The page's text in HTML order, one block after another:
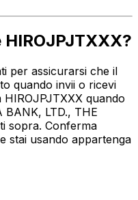
per assicurarsi che il
quando invii o ricevi
quando
BANK, LTD., THE
sopra. Conferma
stai usando appartenga